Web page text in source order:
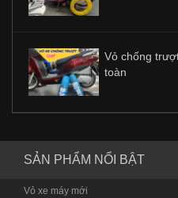
Vỏ chống
toàn
SẢN PHẨM NỔI BẬT
Vỏ xe máy mới